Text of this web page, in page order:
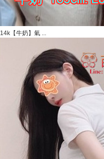
14k【牛奶】氣 ...